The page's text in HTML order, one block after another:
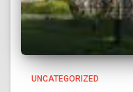
UNCATEGORIZED